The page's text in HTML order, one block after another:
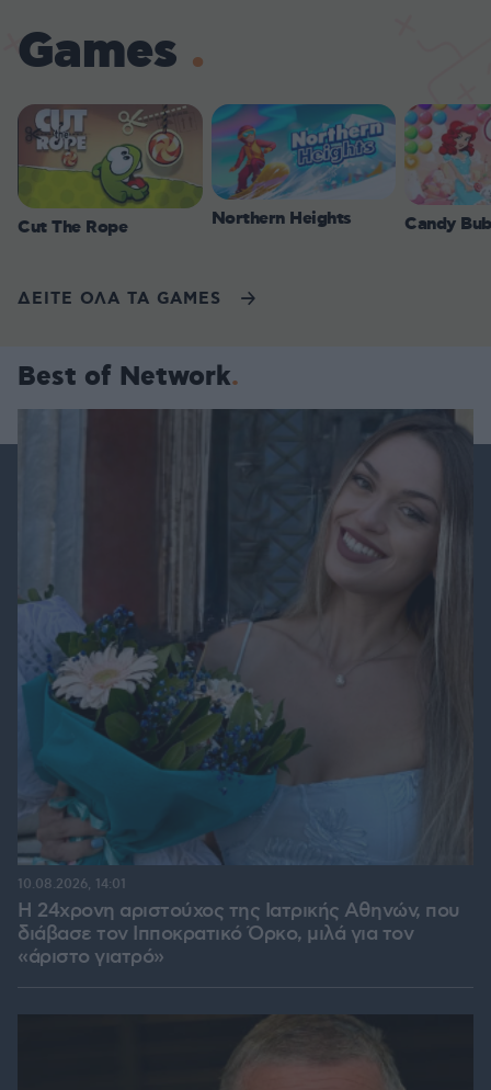
Games
Cut The Rope Northern Heights Candy
ΔΕΙΤΕ ΟΛΑ ΤΑ GAMES
Best of Network
Η 24χρονη αριστούχος της Ιατρικής Αθηνών, που
διάβασε τον Ιπποκρατικό Όρκο, μιλά για τον
«άριστο γιατρό»
10.08.2026, 14:01